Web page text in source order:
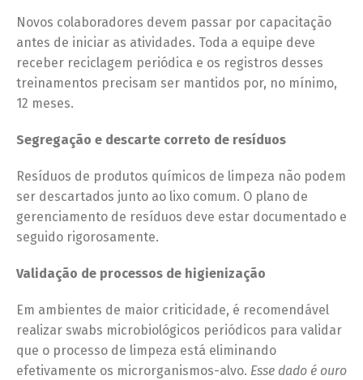
Novos colaboradores devem passar por capacitação
antes de iniciar as atividades. Toda a equipe deve
receber reciclagem periódica e os registros desses
treinamentos precisam ser mantidos por, no mínimo,
12 meses.
Segregação e descarte correto de resíduos
Resíduos de produtos químicos de limpeza não podem
ser descartados junto ao lixo comum. O plano de
gerenciamento de resíduos deve estar documentado e
seguido rigorosamente.
Validação de processos de higienização
Em ambientes de maior criticidade, é recomendável
realizar swabs microbiológicos periódicos para validar
que o processo de limpeza está eliminando
efetivamente os microrganismos-alvo. Esse dado é ouro